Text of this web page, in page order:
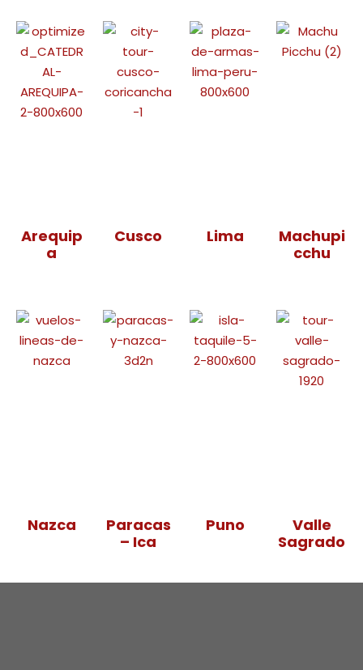
Arequip
a
Cusco Lima
Machupi
cchu
Nazca
Paracas
– Ica
Puno
Valle
Sagrado